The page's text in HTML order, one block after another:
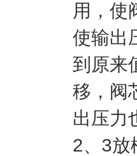
用，使
使输出
到原来
移，阀
出压力
2、3放